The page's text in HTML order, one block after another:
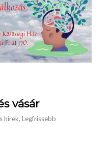
vásár
hírek, Legfrissebb